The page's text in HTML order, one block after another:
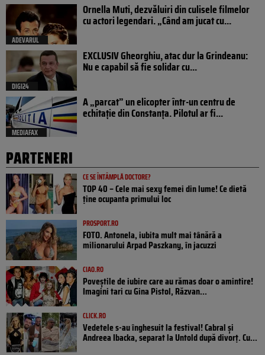
ADEVARUL
Ornella Muti, dezvăluiri din culisele filmelor
cu actori legendari. „Când am jucat cu...
DIGI24
EXCLUSIV Gheorghiu, atac dur la Grindeanu:
Nu e capabil să fie solidar cu...
MEDIAFAX
A „parcat” un elicopter într-un centru de
echitație din Constanța. Pilotul ar fi...
PARTENERI
CE SE ÎNTÂMPLĂ DOCTORE?
TOP 40 – Cele mai sexy femei din lume! Ce dietă
ține ocupanta primului loc
PROSPORT.RO
FOTO. Antonela, iubita mult mai tânără a
milionarului Arpad Paszkany, în jacuzzi
CIAO.RO
Poveştile de iubire care au rămas doar o amintire!
Imagini tari cu Gina Pistol, Răzvan...
CLICK.RO
Vedetele s-au înghesuit la festival! Cabral și
Andreea Ibacka, separat la Untold după divorț. Cu...